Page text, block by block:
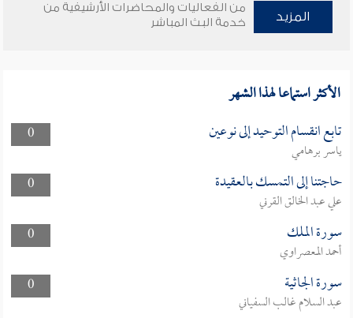
المزيد
من الفعاليات والمحاضرات الأرشيفية من
خدمة البث المباشر
الأكثر استماعا لهذا الشهر
0 تابع انقسام التوحيد إلى نوعين
ياسر برهامي
0
حاجتنا إلى التمسك بالعقيدة
علي عبد الخالق القرني
0
سورة الملك
أحمد المعصراوي
0
سورة الجاثية
عبد السلام غالب السفياني